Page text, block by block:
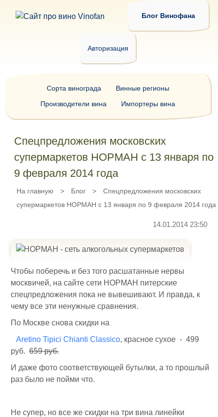
Блог Винофана
Авторизация
Спецпредложения московских
супермаркетов НОРМАН с 13 января по
9 февраля 2014 года
На главную > Блог >
Спецпредложения московских
супермаркетов НОРМАН с 13 января по 9 февраля 2014 года
14.01.2014 23:50
Чтобы поберечь и без того расшатанные нервы
москвичей, на сайте сети НОРМАН питерские
спецпредложения пока не вывешивают. И правда, к
чему все эти ненужные сравнения.
По Москве снова скидки на
Aretino Tipici Chianti Classico, красное сухое - 499
руб. 659 руб.
И даже фото соответствующей бутылки, а то прошлый
раз было не пойми что.
Не супер, но все же скидки на три вина линейки
Сорта винограда
Винные регионы
Производители вина
Импортеры вина